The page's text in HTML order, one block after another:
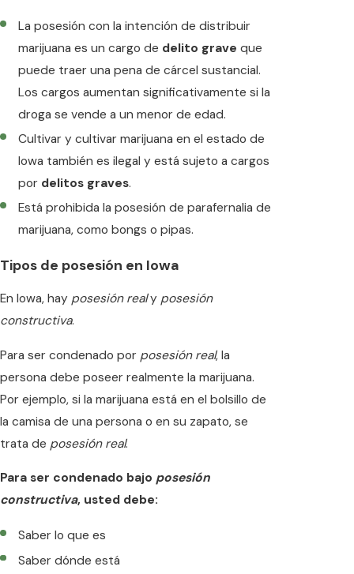
La posesión con la intención de distribuir
marijuana es un cargo de delito grave que
puede traer una pena de cárcel sustancial.
Los cargos aumentan significativamente si la
droga se vende a un menor de edad.
Cultivar y cultivar marijuana en el estado de
Iowa también es ilegal y está sujeto a cargos
por delitos graves.
Está prohibida la posesión de parafernalia de
marijuana, como bongs o pipas.
Tipos de posesión en Iowa
En Iowa, hay posesión realy posesión
constructiva.
Para ser condenado por posesión real, la
persona debe poseer realmente la marijuana.
Por ejemplo, si la marijuana está en el bolsillo de
la camisa de una persona o en su zapato, se
trata de posesión real.
Para ser condenado bajo posesión
constructiva, usted debe:
Saber lo que es
Saber dónde está